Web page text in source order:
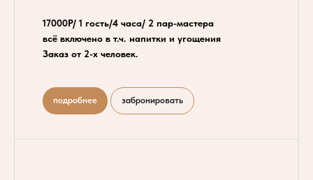
17000Р/ 1 гость/4 часа/ 2 пар-мастера
всё включено в т.ч. напитки и угощения
Заказ от 2-х человек.
подробнее забронировать